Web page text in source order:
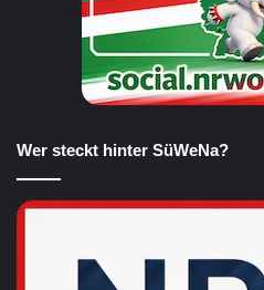
Wer steckt hinter SüWeNa?